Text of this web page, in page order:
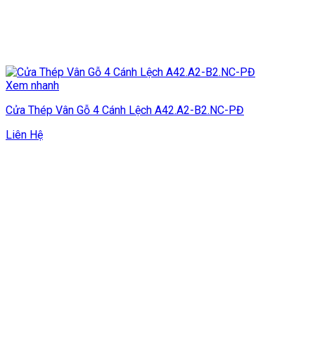
Xem nhanh
Cửa Thép Vân Gỗ 4 Cánh Lệch A42.A2-B2.NC-PĐ
Liên Hệ